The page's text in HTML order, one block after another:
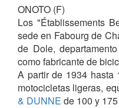
ONOTO (F)
Los "Établissements
sede en Fabourg de
de Dole,
como fabricante de
A partir de 1934 hasta
motocicletas ligeras,
& DUNNE de 100 y